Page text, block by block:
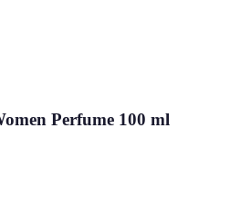
Perfume 100 ml